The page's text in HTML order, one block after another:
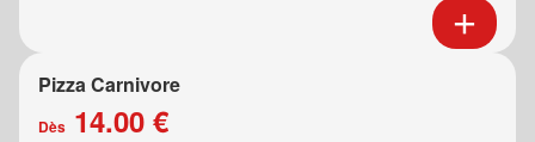
Pizza Carnivore
Dès 14.00 €